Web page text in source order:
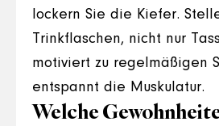
lockern Sie die Kiefer.
Trinkflaschen, nicht nur
motiviert zu regelmäßigen
entspannt die Muskulatur.
Welche